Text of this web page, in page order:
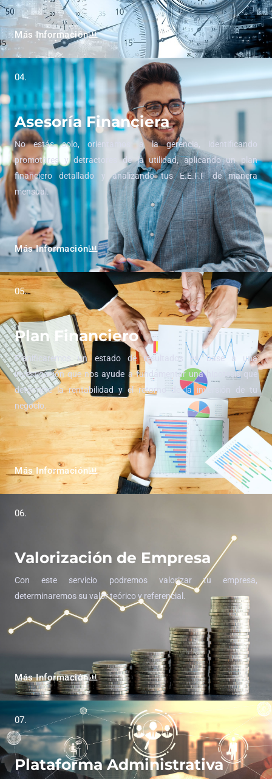
Más Información
04.
Asesoría Financiera
No estás solo, orientamos a la gerencia, identificando
promotores y detractores de la utilidad, aplicando un plan
financiero detallado y analizando tus E.E.F.F de manera
mensual.
Más Información
05.
Plan Financiero
Planificaremos un estado de resultados en base a una
investigación que nos ayude a fundamentar una hipotesis que
determine la rentabilidad y el retorno de la inversión de tu
negocio.
Más Información
06.
Valorización de Empresa
Con este servicio podremos valorizar tu empresa,
determinaremos su valor teórico y referencial.
Más Información
07.
Plataforma Administrativa